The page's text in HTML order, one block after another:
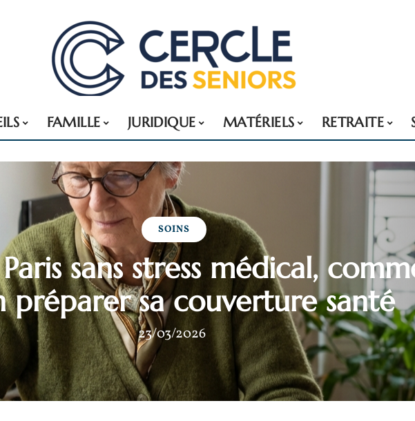
FAMILLE JURIDIQUE MATÉRIELS RETRAITE
SOINS
sans stress médical,
préparer sa couverture santé
23/03/2026